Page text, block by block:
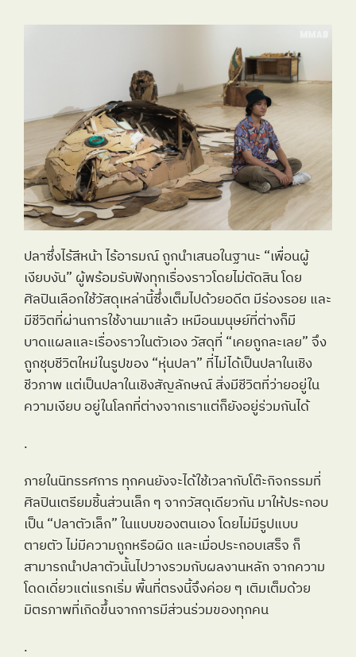
ปลาซึ่งไร้สีหน้า ไร้อารมณ์ ถูกนำเสนอในฐานะ “เพื่อนผู้
เงียบงัน” ผู้พร้อมรับฟังทุกเรื่องราวโดยไม่ตัดสิน โดย
ศิลปินเลือกใช้วัสดุเหล่านี้ซึ่งเต็มไปด้วยอดีต มีร่องรอย และ
มีชีวิตที่ผ่านการใช้งานมาแล้ว เหมือนมนุษย์ที่ต่างก็มี
บาดแผลและเรื่องราวในตัวเอง วัสดุที่ “เคยถูกละเลย” จึง
ถูกชุบชีวิตใหม่ในรูปของ “หุ่นปลา” ที่ไม่ได้เป็นปลาในเชิง
ชีวภาพ แต่เป็นปลาในเชิงสัญลักษณ์ สิ่งมีชีวิตที่ว่ายอยู่ใน
ความเงียบ อยู่ในโลกที่ต่างจากเราแต่ก็ยังอยู่ร่วมกันได้
.
ภายในนิทรรศการ ทุกคนยังจะได้ใช้เวลากับโต๊ะกิจกรรมที่
ศิลปินเตรียมชิ้นส่วนเล็ก ๆ จากวัสดุเดียวกัน มาให้ประกอบ
เป็น “ปลาตัวเล็ก” ในแบบของตนเอง โดยไม่มีรูปแบบ
ตายตัว ไม่มีความถูกหรือผิด และเมื่อประกอบเสร็จ ก็
สามารถนำปลาตัวนั้นไปวางรวมกับผลงานหลัก จากความ
โดดเดี่ยวแต่แรกเริ่ม พื้นที่ตรงนี้จึงค่อย ๆ เติมเต็มด้วย
มิตรภาพที่เกิดขึ้นจากการมีส่วนร่วมของทุกคน
.